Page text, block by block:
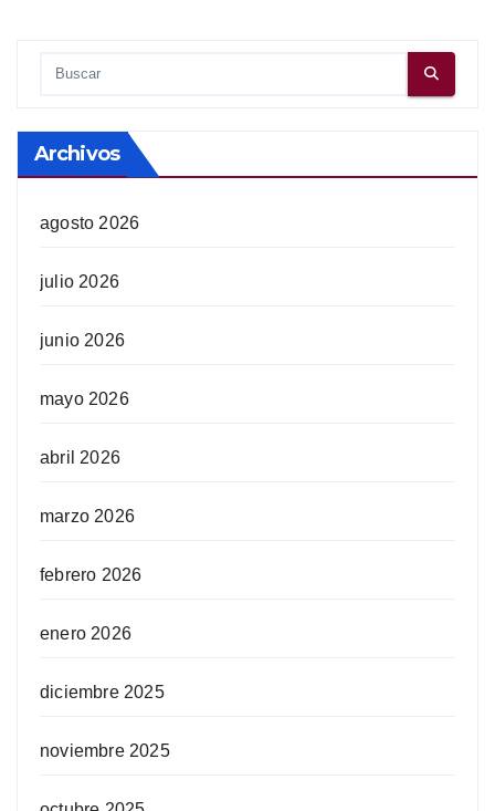
Archivos
agosto 2026
julio 2026
junio 2026
mayo 2026
abril 2026
marzo 2026
febrero 2026
enero 2026
diciembre 2025
noviembre 2025